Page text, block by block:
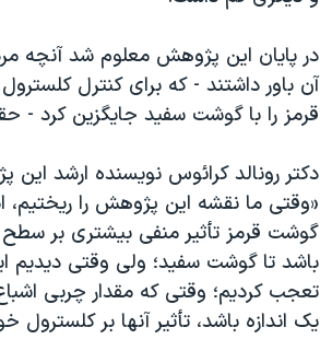
در پایان این پژوهش معلوم شد آنچه
آن باور داشتند - که برای کنترل
قرمز را با گوشت سفید جایگزین کرد -
دکتر رونالد کرائوس نویسنده ارشد
«وقتی ما نقشه این پژوهش را ریختیم،
گوشت قرمز تأثیر منفی بیشتری بر
باشد تا گوشت سفید؛ ولی وقتی دیدیم
تعجب کردیم؛ وقتی که مقدار چربی
یک اندازه باشد، تأثیر آنها بر